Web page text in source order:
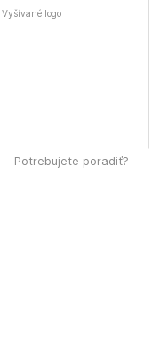
Vyšívané logo
Potrebujete poradiť?